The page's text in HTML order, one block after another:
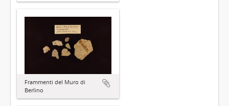
Frammenti del Muro di
Berlino